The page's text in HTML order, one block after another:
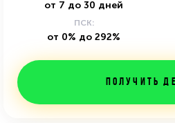
от 7 до 30 дней
ПСК:
от 0% до 292%
Получить